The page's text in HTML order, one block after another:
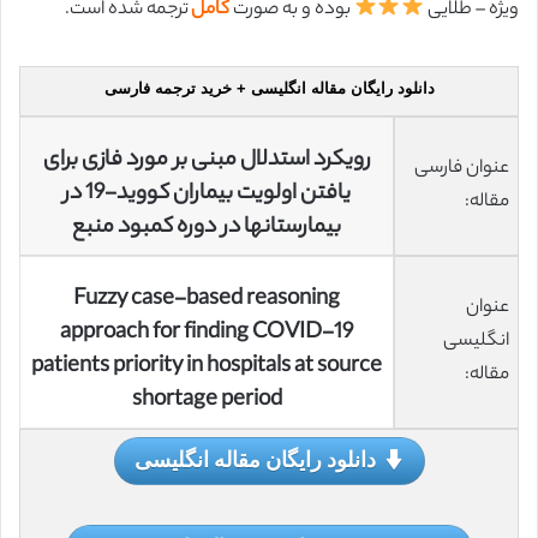
ویژه – طلایی بوده و به صورتکاملترجمه شده است.
دانلود رایگان مقاله انگلیسی + خرید ترجمه فارسی
عنوان فارسی
مقاله:
رویکرد استدلال مبنی بر مورد فازی برای
یافتن اولویت بیماران کووید-19 در
بیمارستانها در دوره کمبود منبع
عنوان
انگلیسی
مقاله:
Fuzzy case-based reasoning
approach for finding COVID-19
patients priority in hospitals at source
shortage period
دانلود رایگان مقاله انگلیسی